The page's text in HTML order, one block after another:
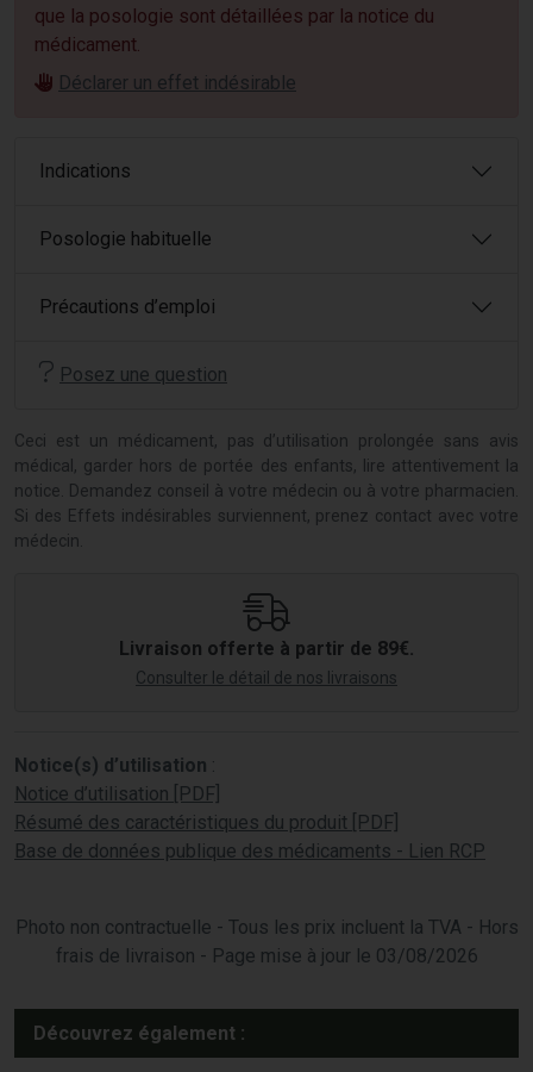
que la posologie sont détaillées par la notice du
médicament.
Déclarer un effet indésirable
Indications
Posologie habituelle
Précautions d’emploi
Posez une question
Ceci est un médicament, pas d’utilisation prolongée sans avis
médical, garder hors de portée des enfants, lire attentivement la
notice. Demandez conseil à votre médecin ou à votre pharmacien.
Si des Effets indésirables surviennent, prenez contact avec votre
médecin.
Livraison offerte à partir de 89€.
Consulter le détail de nos livraisons
Notice(s) d’utilisation :
Notice d’utilisation [PDF]
Résumé des caractéristiques du produit [PDF]
Base de données publique des médicaments - Lien RCP
Photo non contractuelle - Tous les prix incluent la TVA - Hors
frais de livraison - Page mise à jour le 03/08/2026
Découvrez également :